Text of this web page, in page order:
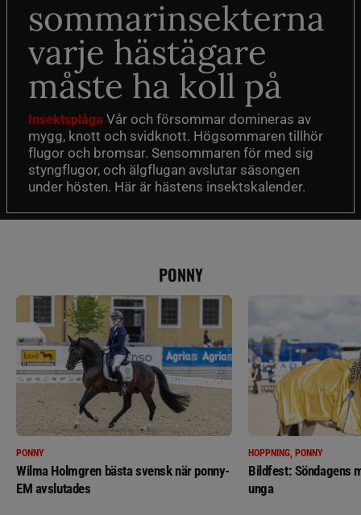
sommarinsekterna
varje hästägare
måste ha koll på
Insektsplåga Vår och försommar domineras av
mygg, knott och svidknott. Högsommaren tillhör
flugor och bromsar. Sensommaren för med sig
styngflugor, och älgflugan avslutar säsongen
under hösten. Här är hästens insektskalender.
PONNY
PONNY
Wilma Holmgren bästa svensk när ponny-
EM avslutades
HOPPNING, PONNY
Bildfest: Söndagens
unga